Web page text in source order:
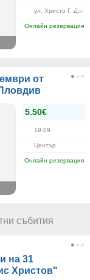
ул. Христо Г.
Онлайн резервация
от
5.50€
19.09
Център
Онлайн резервация
събития
на 31
Христов"